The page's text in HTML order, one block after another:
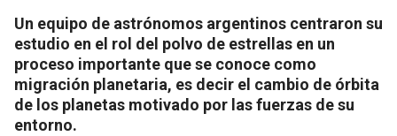
Un equipo de astrónomos argentinos centraron su
estudio en el rol del polvo de estrellas en un
proceso importante que se conoce como
migración planetaria, es decir el cambio de órbita
de los planetas motivado por las fuerzas de su
entorno.